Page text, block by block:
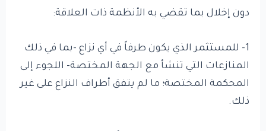
دون إخلال بما تقضي به الأنظمة ذات العلاقة:
1- للمستثمر الذي يكون طرفاً في أي نزاع -بما في ذلك
المنازعات التي تنشأ مع الجهة المختصة- اللجوء إلى
المحكمة المختصة؛ ما لم يتفق أطراف النزاع على غير
ذلك.